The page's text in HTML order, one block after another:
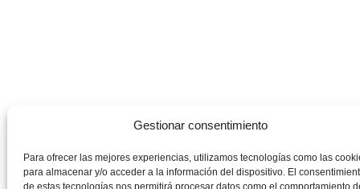
Gestionar consentimiento
Para ofrecer las mejores experiencias, utilizamos tecnologías como las
para almacenar y/o acceder a la información del dispositivo. El
de estas tecnologías nos permitirá procesar datos como el comportamiento